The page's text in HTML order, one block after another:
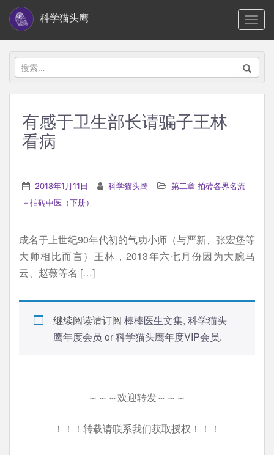
i
科学猫头鹰
搜
索：
有感于卫生部长请骗子王林
看病
2018年1月11日 科学猫头鹰
第二章 拍砖各界名流
－拍砖中医（下册）
成名于上世纪90年代初的气功小师（与严新、张宏堡等
大师相比而言）王林，2013年六七月份因为大腕马
云、赵薇等名 […]
继续阅读请订阅 棒棒医生文集, 科学猫头
鹰年度会员 or科学猫头鹰年度VIP会员.
～～～欢迎转发～～～
！！！转载请联系我们获取授权！！！